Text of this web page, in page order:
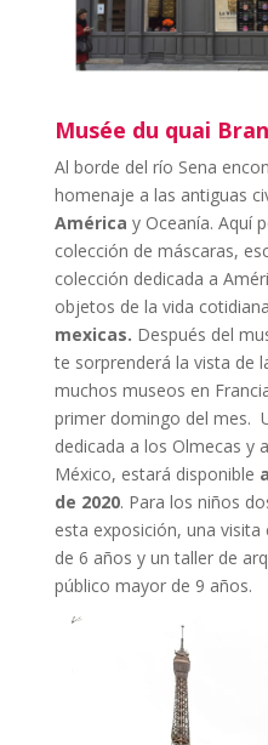
Musée du quai
Al borde del río Sena
homenaje a las antiguas
América y Oceanía. Aquí
colección de máscaras,
colección dedicada a
objetos de la vida
mexicas. Después del
te sorprenderá la vista de
muchos museos en
primer domingo del mes.
dedicada a los Olmecas y
México, estará disponible
de 2020. Para los niños
esta exposición, una
de 6 años y un taller de
público mayor de 9 años.